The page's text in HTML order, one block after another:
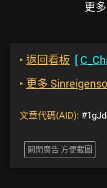
更
‣ 返回看板 [
‣ 更多
文章代碼(AID):
關閉廣告 方便截圖